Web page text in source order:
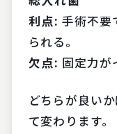
利点: 手術不要
られる。
欠点: 固定力が
どちらが良い
て変わります。